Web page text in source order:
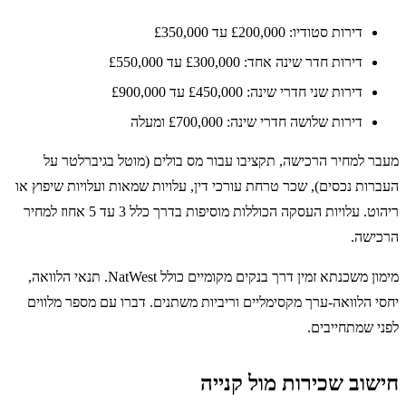
דירות סטודיו: £200,000 עד £350,000
דירות חדר שינה אחד: £300,000 עד £550,000
דירות שני חדרי שינה: £450,000 עד £900,000
דירות שלושה חדרי שינה: £700,000 ומעלה
מעבר למחיר הרכישה, תקציבו עבור מס בולים (מוטל בגיברלטר על
העברות נכסים), שכר טרחת עורכי דין, עלויות שמאות ועלויות שיפוץ או
ריהוט. עלויות העסקה הכוללות מוסיפות בדרך כלל 3 עד 5 אחוז למחיר
הרכישה.
מימון משכנתא זמין דרך בנקים מקומיים כולל NatWest. תנאי הלוואה,
יחסי הלוואה-ערך מקסימליים וריביות משתנים. דברו עם מספר מלווים
לפני שמתחייבים.
חישוב שכירות מול קנייה